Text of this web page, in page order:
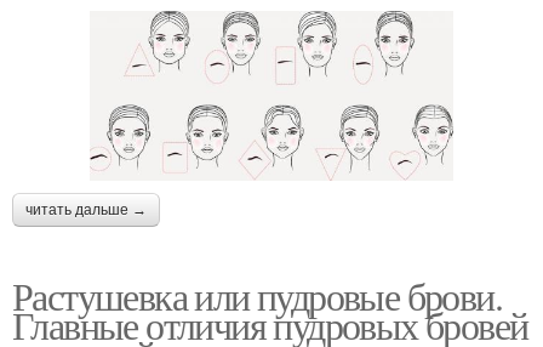
читать дальше →
Растушевка или пудровые брови.
Главные отличия пудровых бровей